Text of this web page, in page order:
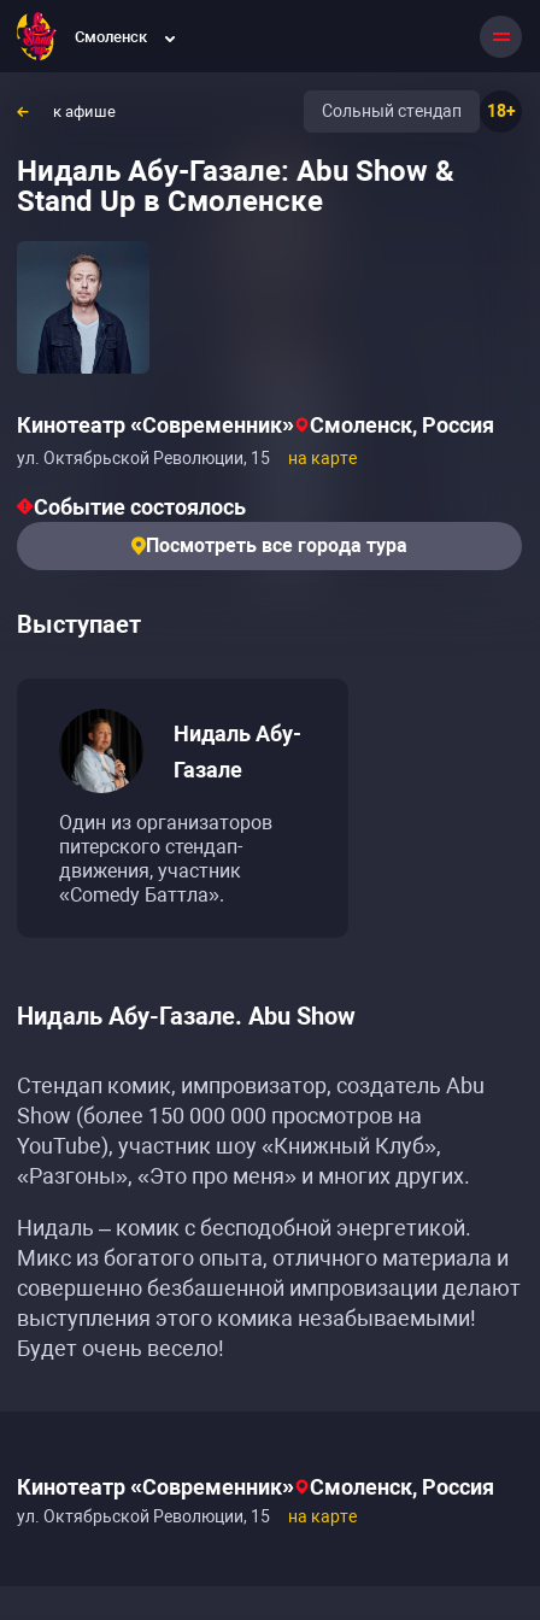
Смоленск
к афише 18+
Сольный стендап
Нидаль Абу-Газале: Abu Show &
Stand Up в Смоленске
Кинотеатр «Современник» Смоленск, Россия
ул. Октябрьской Революции, 15 на карте
Событие состоялось
Посмотреть все города тура
Выступает
Нидаль Абу-
Газале
Один из организаторов
питерского стендап-
движения, участник
«Comedy Баттла».
Нидаль Абу-Газале. Abu Show
Стендап комик, импровизатор, создатель Abu
Show (более 150 000 000 просмотров на
YouTube), участник шоу «Книжный Клуб»,
«Разгоны», «Это про меня» и многих других.
Нидаль – комик с бесподобной энергетикой.
Микс из богатого опыта, отличного материала и
совершенно безбашенной импровизации делают
выступления этого комика незабываемыми!
Будет очень весело!
Кинотеатр «Современник» Смоленск, Россия
ул. Октябрьской Революции, 15 на карте